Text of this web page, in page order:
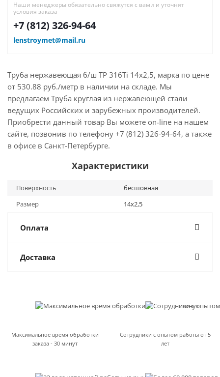
Наши менеджеры обязательно свяжутся с вами и уточнят
условия заказа
+7 (812) 326-94-64
lenstroymet@mail.ru
Труба нержавеющая б/ш TP 316Ti 14х2,5, марка по цене
от 530.88 руб./метр в наличии на складе. Мы
предлагаем Труба круглая из нержавеющей стали
ведущих Российских и зарубежных производителей.
Приобрести данный товар Вы можете on-line на нашем
сайте, позвонив по телефону +7 (812) 326-94-64, а также
в офисе в Санкт-Петербурге.
Характеристики
Поверхность
бесшовная
Размер
14х2,5
Оплата
Доставка
Максимальное время обработки
заказа - 30 минут
Сотрудники с опытом работы от 5
лет